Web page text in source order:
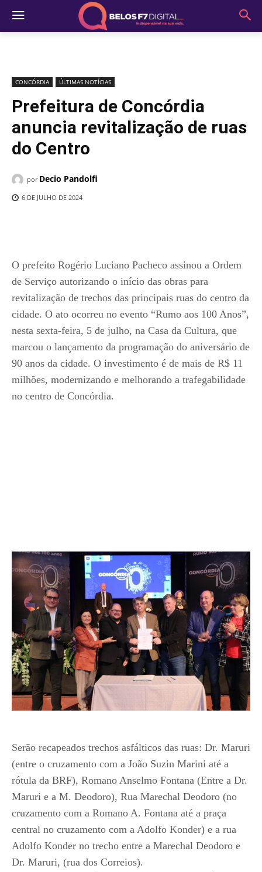
CONCÓRDIA ÚLTIMAS NOTÍCIAS
Prefeitura de Concórdia
anuncia revitalização de ruas
do Centro
por Decio Pandolfi
6 DE JULHO DE 2024
O prefeito Rogério Luciano Pacheco assinou a Ordem
de Serviço autorizando o início das obras para
revitalização de trechos das principais ruas do centro da
cidade. O ato ocorreu no evento “Rumo aos 100 Anos”,
nesta sexta-feira, 5 de julho, na Casa da Cultura, que
marcou o lançamento da programação do aniversário de
90 anos da cidade. O investimento é de mais de R$ 11
milhões, modernizando e melhorando a trafegabilidade
no centro de Concórdia.
Serão recapeados trechos asfálticos das ruas: Dr. Maruri
(entre o cruzamento com a João Suzin Marini até a
rótula da BRF), Romano Anselmo Fontana (Entre a Dr.
Maruri e a M. Deodoro), Rua Marechal Deodoro (no
cruzamento com a Romano A. Fontana até a praça
central no cruzamento com a Adolfo Konder) e a rua
Adolfo Konder no trecho entre a Marechal Deodoro e
Dr. Maruri, (rua dos Correios).